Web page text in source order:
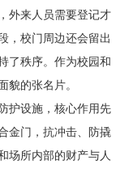
外来人员需要登记才
，校门周边还会留出
了秩序。作为校园和
貌的张名片。
护设施，核心作用先
金门，抗冲击、防撬
场所内部的财产与人